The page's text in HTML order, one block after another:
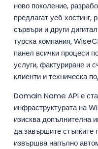
ново поколение,
предлагат уеб хостинг,
сървъри и други
турска компания,
панел всички процеси
услуги, фактуриране и
клиенти и техническа
Domain Name API е
инфраструктурата на
изисква допълнителна
да завършите стъпките
извършва напълно